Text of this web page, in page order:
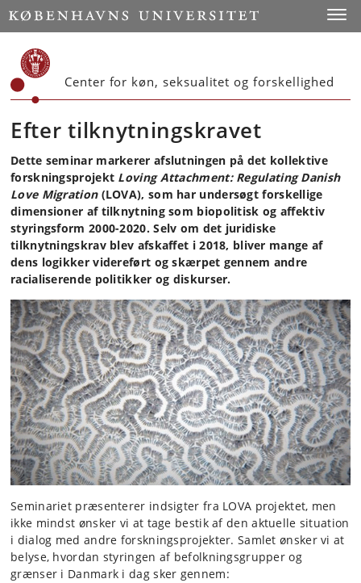
Start
Center for køn, seksualitet og forskellighed
Efter tilknytningskravet
Dette seminar markerer afslutningen på det kollektive
forskningsprojekt Loving Attachment: Regulating Danish
Love Migration (LOVA), som har undersøgt forskellige
dimensioner af tilknytning som biopolitisk og affektiv
styringsform 2000-2020. Selv om det juridiske
tilknytningskrav blev afskaffet i 2018, bliver mange af
dens logikker videreført og skærpet gennem andre
racialiserende politikker og diskurser.
Seminariet præsenterer indsigter fra LOVA projektet, men
ikke mindst ønsker vi at tage bestik af den aktuelle situation
i dialog med andre forskningsprojekter. Samlet ønsker vi at
belyse, hvordan styringen af befolkningsgrupper og
grænser i Danmark i dag sker gennem: